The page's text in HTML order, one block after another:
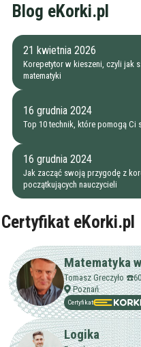
Filtry
Szukaj w
Blog eKorki.pl
21 kwietnia 2026
Korepetytor w kieszeni, czyli jak
matematyki
16 grudnia 2024
Top 10 technik, które pomogą
16 grudnia 2024
Jak zacząć swoją przygodę z
początkujących nauczycieli
Certyfikat eKorki.pl
Matematyka
Tomasz Greczyło
Poznań
Certyfikat
Logika